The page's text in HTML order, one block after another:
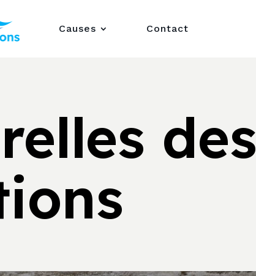
Causes Contact
des